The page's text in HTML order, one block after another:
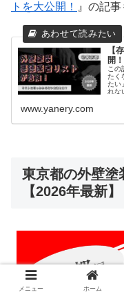
トを大公開！
』の記
【
開
この記事では、 「
たく
たい
れない😨」 というお悩み
www.yanery.com
東京都の外壁塗
【2026年最新】
メニュー ホーム